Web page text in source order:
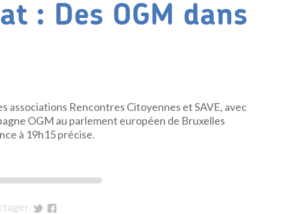
: Des OGM dans
associations Rencontres Citoyennes et SAVE, avec
OGM au parlement européen de Bruxelles
à 19h15 précise.